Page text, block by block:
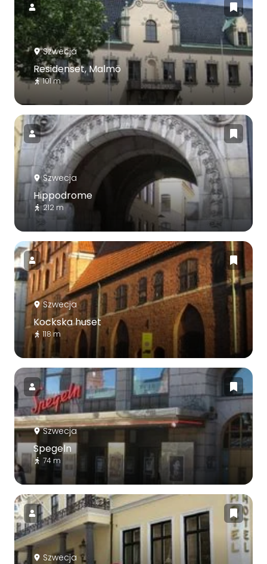
Szwecja
Residenset, Malmö
101 m
Szwecja
Hippodrome
212 m
Szwecja
Kockska huset
118 m
Szwecja
Spegeln
74 m
Szwecja